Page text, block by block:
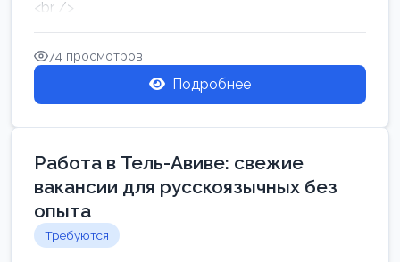
<br />
Работа в Нетании на мебельном производстве:
требу...
74 просмотров
Подробнее
Работа в Тель-Авиве: свежие
вакансии для русскоязычных без
опыта
Требуются